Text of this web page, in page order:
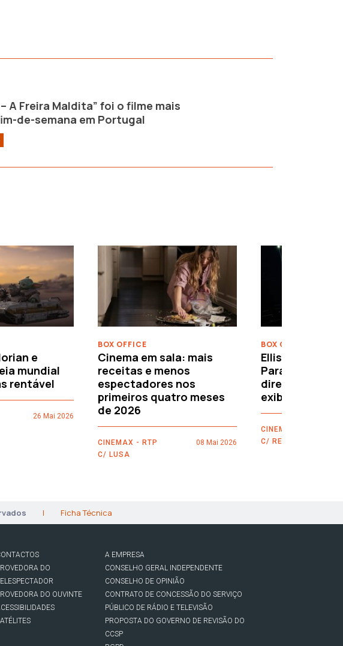
A Freira Maldita” foi o filme mais
de-semana em Portugal
e
mundial
rentável
26 Mai 2026
BOX OFFICE
Cinema em sala: mais
receitas e menos
espectadores nos
primeiros quatro meses
de 2026
CINEMAX - RTP
C/ LUSA
08 Mai 2026
BOX OFFICE
Ellison leva o
directamente
exibidores
CINEMAX - RTP
C/ REUTERS
| Ficha Técnica
DO
DO OUVINTE
A EMPRESA
CONSELHO GERAL INDEPENDENTE
CONSELHO DE OPINIÃO
CONTRATO DE CONCESSÃO DO SERVIÇO
PÚBLICO DE RÁDIO E TELEVISÃO
PROPOSTA DO GOVERNO DE REVISÃO DO
CCSP